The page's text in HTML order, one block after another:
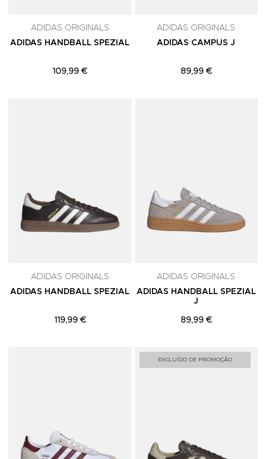
ADIDAS ORIGINALS
ADIDAS HANDBALL SPEZIAL
109,99 €
ADIDAS ORIGINALS
ADIDAS CAMPUS J
89,99 €
ADIDAS ORIGINALS
ADIDAS HANDBALL SPEZIAL
119,99 €
ADIDAS ORIGINALS
ADIDAS HANDBALL SPEZIAL
J
89,99 €
Adicionar aos Favoritos
EXCLUÍDO DE PROMOÇÃO